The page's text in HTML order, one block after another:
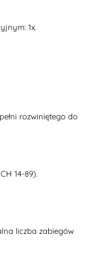
1x.
rozwiniętego do
14-89).
liczba zabiegów